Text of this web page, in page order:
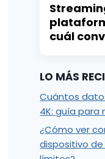
cuál
LO MÁS
Cuántos
4K: guía para
¿Cómo ver
dispositivo